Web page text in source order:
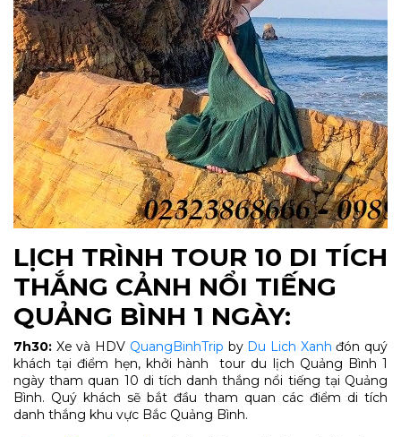
LỊCH TRÌNH TOUR 10 DI TÍCH
THẮNG CẢNH NỔI TIẾNG
QUẢNG BÌNH 1 NGÀY:
7h30: Xe và HDV QuangBinhTrip by Du Lich Xanh đón quý
khách tại điểm hẹn, khởi hành tour du lịch Quảng Bình 1
ngày tham quan 10 di tích danh thắng nổi tiếng tại Quảng
Bình. Quý khách sẽ bắt đầu tham quan các điểm di tích
danh thắng khu vực Bắc Quảng Bình.